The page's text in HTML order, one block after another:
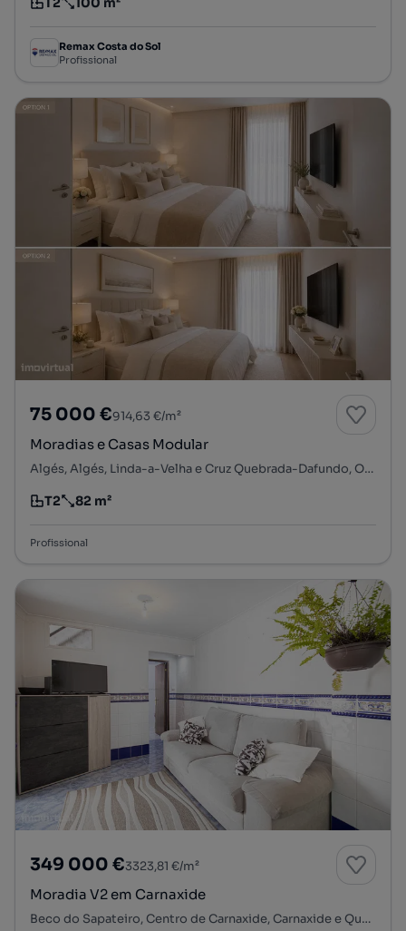
Tipologia
Preço por metro quadrado
Remax Costa do Sol
Profissional
75 000 €914,63 €/m²
Moradias e Casas Modular
Algés, Algés, Linda-a-Velha e Cruz Quebrada-Dafundo, Oeiras, Lisboa
Tipologia
T2
Preço por metro quadrado
82 m²
Profissional
349 000 €3323,81 €/m²
Moradia V2 em Carnaxide
Beco do Sapateiro, Centro de Carnaxide, Carnaxide e Queijas, Oeiras, Lisboa